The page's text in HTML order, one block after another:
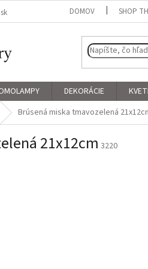
DOMOV SHOP
DEKORÁCIE
Brúsená miska tmavozelená
21x12cm 3220